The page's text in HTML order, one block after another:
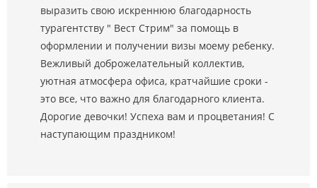
выразить свою искреннюю благодарность
турагентству " Вест Стрим" за помощь в
оформлении и получении визы моему ребенку.
Вежливый доброжелательный коллектив,
уютная атмосфера офиса, кратчайшие сроки -
это все, что важно для благодарного клиента.
Дорогие девочки! Успеха вам и процветания! С
наступающим праздником!